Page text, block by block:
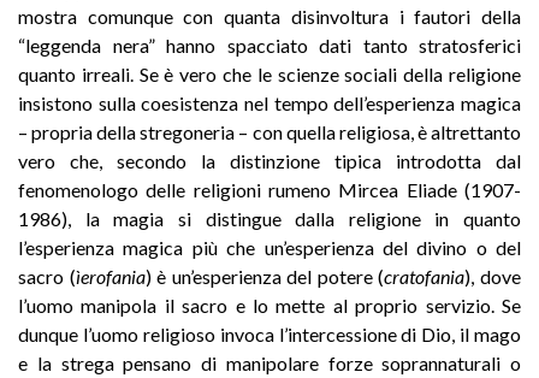
mostra comunque con quanta disinvoltura i fautori della
“leggenda nera” hanno spacciato dati tanto stratosferici
quanto irreali. Se è vero che le scienze sociali della religione
insistono sulla coesistenza nel tempo dell’esperienza magica
– propria della stregoneria – con quella religiosa, è altrettanto
vero che, secondo la distinzione tipica introdotta dal
fenomenologo delle religioni rumeno Mircea Eliade (1907-
1986), la magia si distingue dalla religione in quanto
l’esperienza magica più che un’esperienza del divino o del
sacro (ìerofania) è un’esperienza del potere (cratofania), dove
l’uomo manipola il sacro e lo mette al proprio servizio. Se
dunque l’uomo religioso invoca l’intercessione di Dio, il mago
e la strega pensano di manipolare forze soprannaturali o